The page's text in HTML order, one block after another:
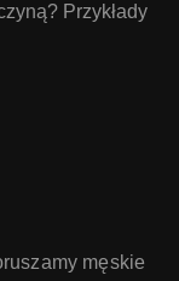
Przykłady
męskie